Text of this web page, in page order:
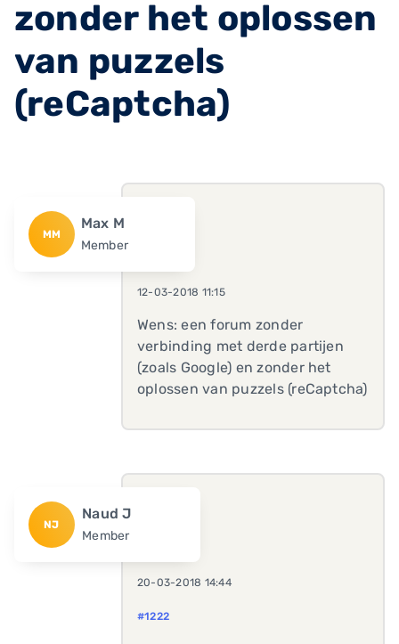
zonder het oplossen
van puzzels
(reCaptcha)
MM
Max M
Member
12-03-2018 11:15
Wens: een forum zonder
verbinding met derde partijen
(zoals Google) en zonder het
oplossen van puzzels (reCaptcha)
NJ
Naud J
Member
20-03-2018 14:44
#1222